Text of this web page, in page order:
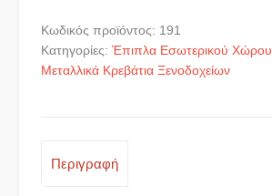
Κωδικός προϊόντος: 191
Κατηγορίες: Έπιπλα Εσωτερικού Χώρου
Μεταλλικά Κρεβάτια Ξενοδοχείων
Περιγραφή